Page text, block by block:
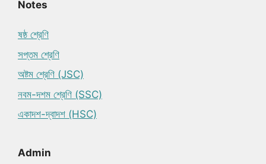
Notes
ষষ্ঠ শ্রেণি
সপ্তম শ্রেণি
অষ্টম শ্রেণি (JSC)
নবম-দশম শ্রেণি (SSC)
একাদশ-দ্বাদশ (HSC)
Admin